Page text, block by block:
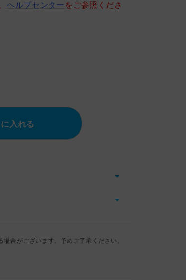
ヘルプセンター をご参照くださ
入れる
合がございます。予めご了承ください。